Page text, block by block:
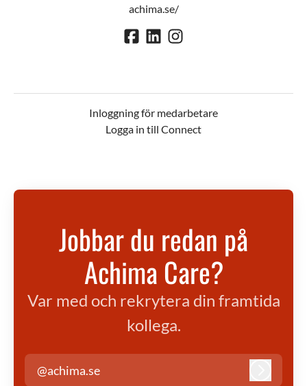
achima.se/
Inloggning för medarbetare
Logga in till Connect
Jobbar du redan på
Achima Care?
Var med och rekrytera din framtida
kollega.
@achima.se